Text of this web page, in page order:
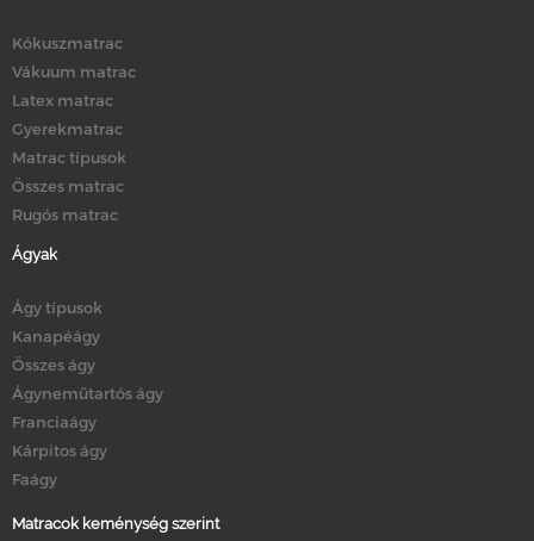
Kókuszmatrac
Vákuum matrac
Latex matrac
Gyerekmatrac
Matrac típusok
Összes matrac
Rugós matrac
Ágyak
Ágy típusok
Kanapéágy
Összes ágy
Ágyneműtartós ágy
Franciaágy
Kárpitos ágy
Faágy
Matracok keménység szerint